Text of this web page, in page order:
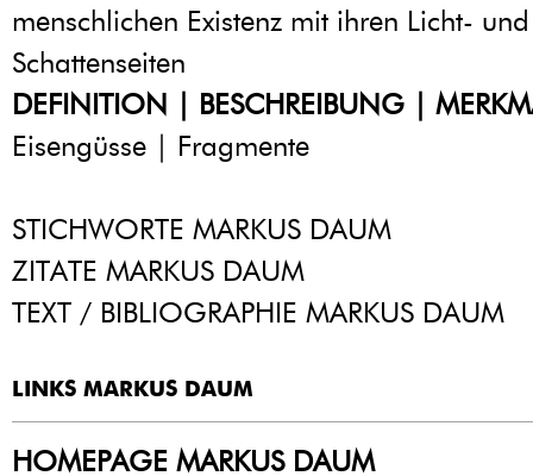
menschlichen Existenz mit ihren Licht- und
Schattenseiten
DEFINITION | BESCHREIBUNG |
Eisengüsse | Fragmente
STICHWORTE MARKUS DAUM
ZITATE MARKUS DAUM
TEXT / BIBLIOGRAPHIE MARKUS DAUM
LINKS MARKUS DAUM
HOMEPAGE MARKUS DAUM